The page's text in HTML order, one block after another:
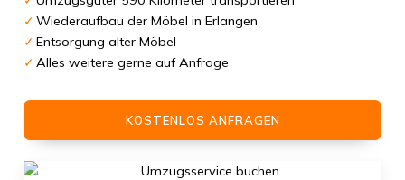
Wiederaufbau der Möbel in Erlangen
Entsorgung alter Möbel
Alles weitere gerne auf Anfrage
KOSTENLOS ANFRAGEN